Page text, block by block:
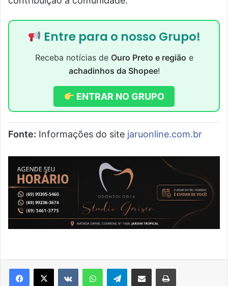
Entre para o nosso Grupo!
Receba notícias de Ouro Preto e região e
achadinhos da Shopee!
ENTRAR NO GRUPO
Fonte: Informações do site jaruonline.com.br
VK WhatsAppTelegramCompartilhar via e-mail Imprimir